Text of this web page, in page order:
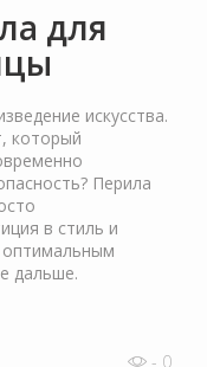
для
искусства.
который
Перила
в стиль и
дальше.
- 0